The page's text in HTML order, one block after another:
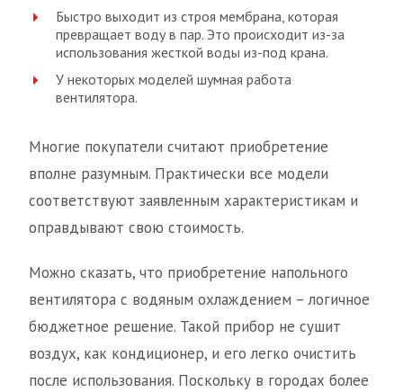
Быстро выходит из строя мембрана, которая
превращает воду в пар. Это происходит из-за
использования жесткой воды из-под крана.
У некоторых моделей шумная работа
вентилятора.
Многие покупатели считают приобретение
вполне разумным. Практически все модели
соответствуют заявленным характеристикам и
оправдывают свою стоимость.
Можно сказать, что приобретение напольного
вентилятора с водяным охлаждением – логичное
бюджетное решение. Такой прибор не сушит
воздух, как кондиционер, и его легко очистить
после использования. Поскольку в городах более